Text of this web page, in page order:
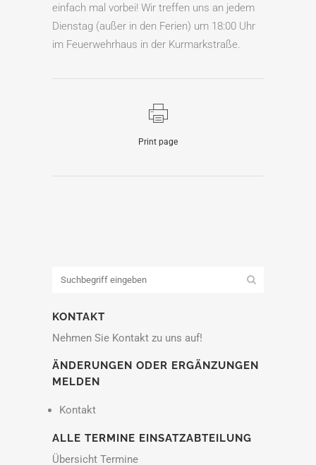
einfach mal vorbei! Wir treffen uns an jedem
Dienstag (außer in den Ferien) um 18:00 Uhr
im Feuerwehrhaus in der Kurmarkstraße.
Print page
KONTAKT
Nehmen Sie Kontakt zu uns auf!
ÄNDERUNGEN ODER ERGÄNZUNGEN
MELDEN
Kontakt
ALLE TERMINE EINSATZABTEILUNG
Übersicht Termine